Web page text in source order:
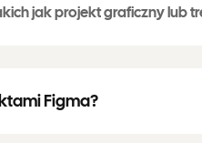
jak projekt graficzny lub
Figma?